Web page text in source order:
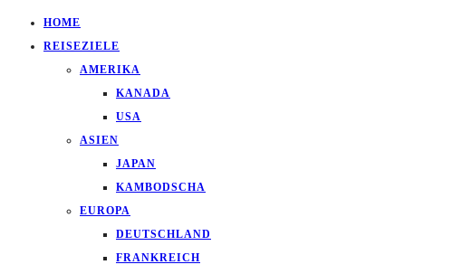
HOME
REISEZIELE
AMERIKA
KANADA
USA
ASIEN
JAPAN
KAMBODSCHA
EUROPA
DEUTSCHLAND
FRANKREICH